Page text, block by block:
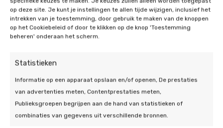
op deze site. Je kunt je instellingen te allen tijde wijzigen, inclusief het
intrekken van je toestemming, door gebruik te maken van de knoppen
op het Cookiebeleid of door te klikken op de knop 'Toestemming
beheren' onderaan het scherm.
Statistieken
Informatie op een apparaat opslaan en/of openen, De prestaties
van advertenties meten, Contentprestaties meten,
Publieksgroepen begrijpen aan de hand van statistieken of
combinaties van gegevens uit verschillende bronnen.
Wilt u weten welke optie in uw situatie het beste
scoort? Bekijk onze oplossingenof lees verder in
onze kennisbank.
Subsidie voor een
warmtepomp: zo vraagt u
ISDE aan
ISDE-subsidie: gemiddeld €1.950 tot